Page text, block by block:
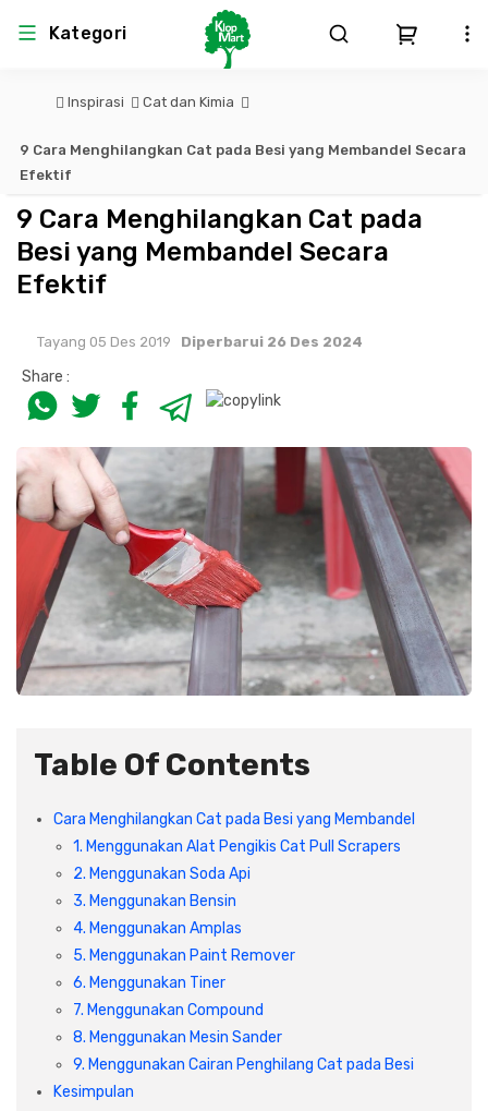
Kategori
Arsitektur
Lem
Pintu, Jendela & Perlengkapan
Cat dan Pelapis Dinding
Plafon & Partisi
Sanitari & Aksesorisnya
Aksesoris Dapur
Peralatan & Perkakas
Aksesoris Perabot
Scaffolding
Konstruksi
Atap & Lantai
Cat dan Kimia
Saniter
Struktural
Produk K3
Bekisting
Besi Beton & Wiremesh
Material Alam
Besi Profil & Plat
Produk Pracetak
Besi Profil & Baja
Semen & Sejenisnya
MEP
Sistem Elektro
Sistem Pemipaan
Peralatan Elektronik
Peralatan Utama
Sistem Elektrikal
Pompa dan Pipa
Lampu & Listrik
Interior
Landscape
Inspirasi Cat dan Kimia
9 Cara Menghilangkan Cat pada Besi yang Membandel Secara
Efektif
9 Cara Menghilangkan Cat pada
Besi yang Membandel Secara
Efektif
Tayang 05 Des 2019 Diperbarui 26 Des 2024
Share :
Table Of Contents
Cara Menghilangkan Cat pada Besi yang Membandel
1. Menggunakan Alat Pengikis Cat Pull Scrapers
2. Menggunakan Soda Api
3. Menggunakan Bensin
4. Menggunakan Amplas
5. Menggunakan Paint Remover
6. Menggunakan Tiner
7. Menggunakan Compound
8. Menggunakan Mesin Sander
9. Menggunakan Cairan Penghilang Cat pada Besi
Kesimpulan